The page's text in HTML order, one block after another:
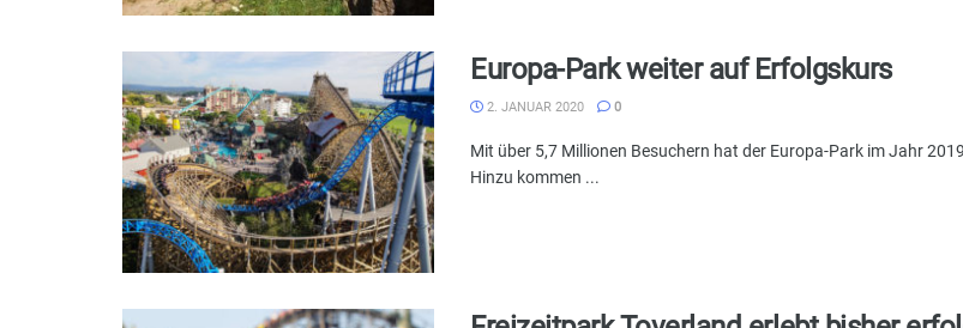
Europa-Park weiter auf Erfolgskurs
2. JANUAR 2020 0
Mit über 5,7 Millionen Besuchern hat der Europa-Park im Jahr
Hinzu kommen ...